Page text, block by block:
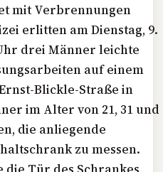
mit Verbrennungen
erlitten am Dienstag, 9.
drei Männer leichte
auf einem
Blickle-Straße in
im Alter von 21, 31 und
die anliegende
zu messen.